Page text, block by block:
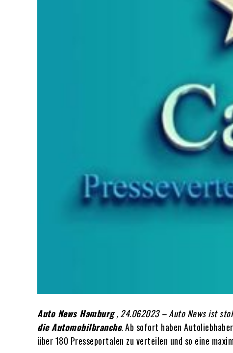
Auto News Hamburg, 24.062023 – Auto News ist
die Automobilbranche.Ab sofort haben
über 180 Presseportalen zu verteilen und so eine